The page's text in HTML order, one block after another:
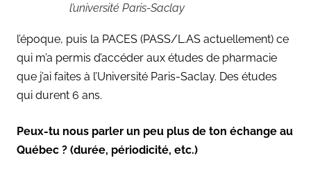
l’université Paris-Saclay
l’époque, puis la PACES (PASS/L.AS actuellement) ce
qui m’a permis d’accéder aux études de pharmacie
que j’ai faites à l’Université Paris-Saclay. Des études
qui durent 6 ans.
Peux-tu nous parler un peu plus de ton échange au
Québec ? (durée, périodicité, etc.)